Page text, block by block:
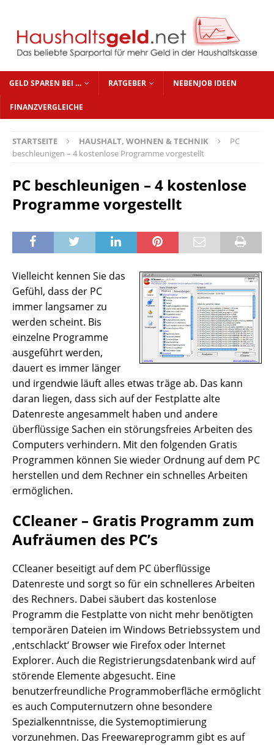
GELD SPAREN BEI … RATGEBER NEBENJOB IDEEN
FINANZVERGLEICHE
STARTSEITE HAUSHALT, WOHNEN & TECHNIK
PC
beschleunigen – 4 kostenlose Programme vorgestellt
PC beschleunigen – 4 kostenlose
Programme vorgestellt
Vielleicht kennen Sie das
Gefühl, dass der PC
immer langsamer zu
werden scheint. Bis
einzelne Programme
ausgeführt werden,
dauert es immer länger
und irgendwie läuft alles etwas träge ab. Das kann
daran liegen, dass sich auf der Festplatte alte
Datenreste angesammelt haben und andere
überflüssige Sachen ein störungsfreies Arbeiten des
Computers verhindern. Mit den folgenden Gratis
Programmen können Sie wieder Ordnung auf dem PC
herstellen und dem Rechner ein schnelles Arbeiten
ermöglichen.
CCleaner – Gratis Programm zum
Aufräumen des PC’s
CCleaner beseitigt auf dem PC überflüssige
Datenreste und sorgt so für ein schnelleres Arbeiten
des Rechners. Dabei säubert das kostenlose
Programm die Festplatte von nicht mehr benötigten
temporären Dateien im Windows Betriebssystem und
‚entschlackt‘ Browser wie Firefox oder Internet
Explorer. Auch die Registrierungsdatenbank wird auf
störende Elemente abgesucht. Eine
benutzerfreundliche Programmoberfläche ermöglicht
es auch Computernutzern ohne besondere
Spezialkenntnisse, die Systemoptimierung
vorzunehmen. Das Freewareprogramm gibt es auf